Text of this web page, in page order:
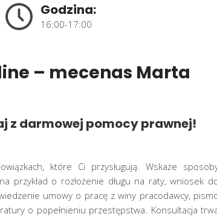
Godzina:
16:00-17:00
– mecenas Marta
z darmowej pomocy prawnej!
które Ci przysługują. Wskaże
przykład o rozłożenie długu na raty, wniosek
umowy o pracę z winy pracodawcy,
o popełnieniu przestępstwa. Konsultacja